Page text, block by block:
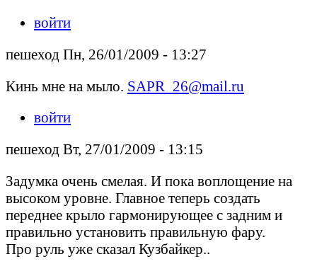
войти
пешеход Пн, 26/01/2009 - 13:27
Кинь мне на мыло. SAPR_26@mail.ru
войти
пешеход Вт, 27/01/2009 - 13:15
Задумка очень смелая. И пока воплощение на
высоком уровне. Главное теперь создать
переднее крыло гармонирующее с задним и
правильно установить правильную фару.
Про руль уже сказал Кузбайкер..